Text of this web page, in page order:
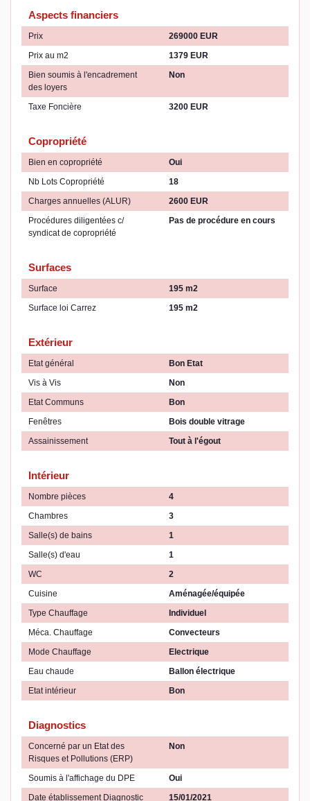
Aspects financiers
Prix
269000 EUR
Prix au m2
1379 EUR
Bien soumis à l'encadrement
des loyers
Non
Taxe Foncière 3200 EUR
Copropriété
Bien en copropriété
Oui
Nb Lots Copropriété
18
Charges annuelles (ALUR)
2600 EUR
Procédures diligentées c/
syndicat de copropriété
Pas de procédure en cours
Surfaces
Surface
195 m2
Surface loi Carrez
195 m2
Extérieur
Etat général
Bon Etat
Vis à Vis
Non
Etat Communs
Bon
Fenêtres
Bois double vitrage
Assainissement
Tout à l'égout
Intérieur
Nombre pièces
4
Chambres
3
Salle(s) de bains
1
Salle(s) d'eau
1
WC
2
Cuisine
Aménagée/équipée
Type Chauffage
Individuel
Méca. Chauffage
Convecteurs
Mode Chauffage
Electrique
Eau chaude
Ballon électrique
Etat intérieur
Bon
Diagnostics
Concerné par un Etat des
Risques et Pollutions (ERP)
Non
Soumis à l'affichage du DPE
Oui
Date établissement Diagnostic
15/01/2021